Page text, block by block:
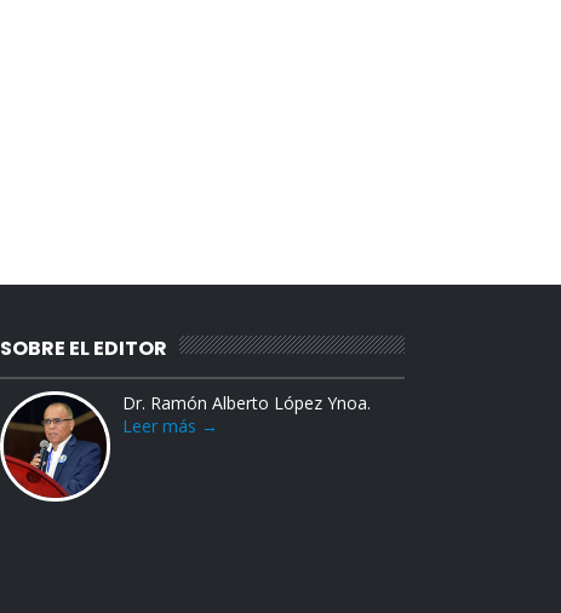
SOBRE EL EDITOR
Dr. Ramón Alberto López Ynoa.
Leer más →